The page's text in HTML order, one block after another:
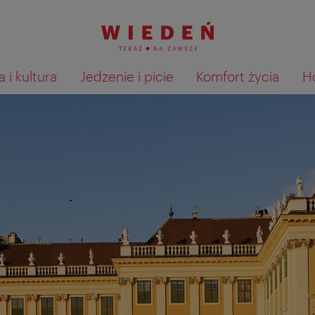
i kultura Jedzenie i picie Komfort życia